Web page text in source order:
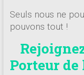
Seuls nous ne
pouvons tout !
Porteur de